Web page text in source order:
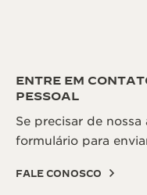
ENTRE EM
PESSOAL
Se precisar de
formulário para
FALE CONOSCO